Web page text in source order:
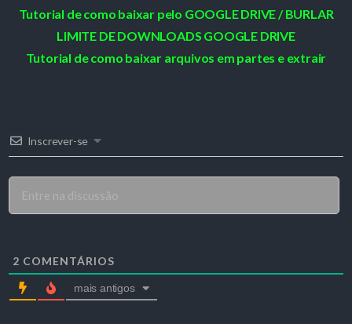
Tutorial de como baixar pelo GOOGLE DRIVE / BURLAR
LIMITE DE DOWNLOADS GOOGLE DRIVE
Tutorial de como baixar arquivos em partes e extrair
Inscrever-se
2 COMENTÁRIOS
mais antigos